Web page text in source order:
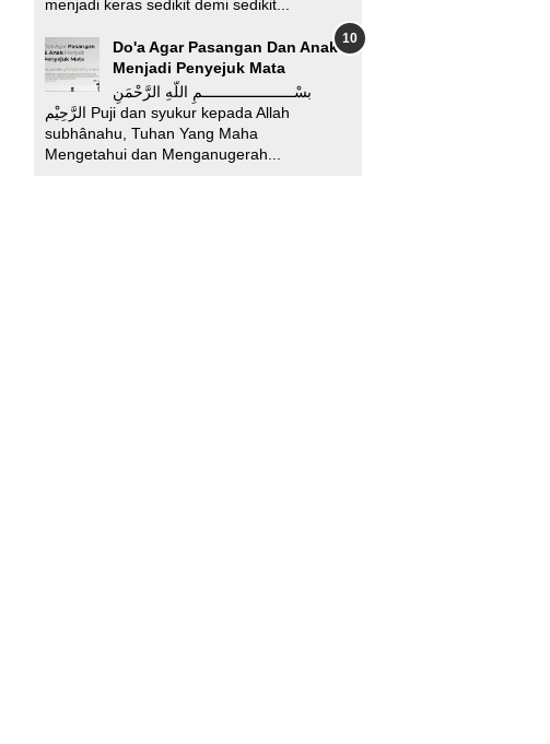
menjadi keras sedikit demi sedikit...
Do'a Agar Pasangan Dan Anak
Menjadi Penyejuk Mata
بسْـــــــــــــــــــــمِ اللّهِ الرَّحْمَنِ
الرَّحِيْم Puji dan syukur kepada Allah
subhânahu, Tuhan Yang Maha
Mengetahui dan Menganugerah...